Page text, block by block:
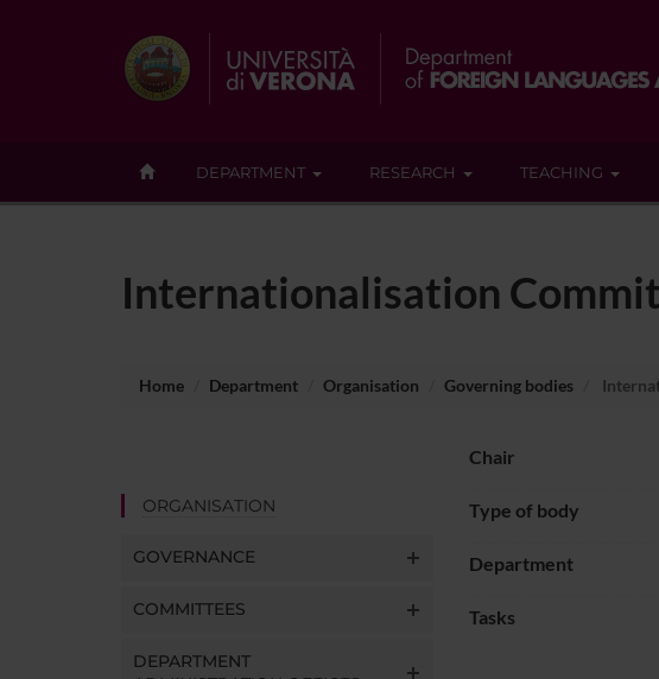
DEPARTMENT RESEARCH TEACHING
Internationalisation
Home Department Organisation Governing bodies
ORGANISATION
GOVERNANCE
COMMITTEES
DEPARTMENT
Chair
Type of body
Department
Tasks